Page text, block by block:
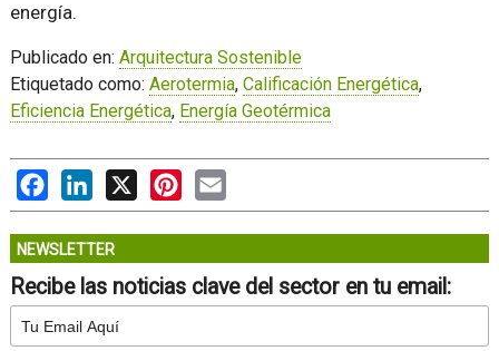
energía.
Publicado en: Arquitectura Sostenible
Etiquetado como: Aerotermia, Calificación Energética,
Eficiencia Energética, Energía Geotérmica
FacebookLinkedIn
X PinterestEmail
NEWSLETTER
Recibe las noticias clave del sector en tu email: